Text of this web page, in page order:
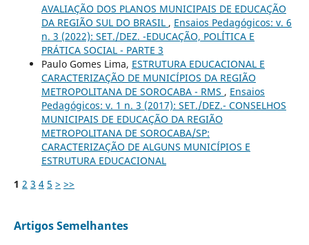
AVALIAÇÃO DOS PLANOS MUNICIPAIS DE EDUCAÇÃO
DA REGIÃO SUL DO BRASIL , Ensaios Pedagógicos: v. 6
n. 3 (2022): SET./DEZ. -EDUCAÇÃO, POLÍTICA E
PRÁTICA SOCIAL - PARTE 3
Paulo Gomes Lima, ESTRUTURA EDUCACIONAL E
CARACTERIZAÇÃO DE MUNICÍPIOS DA REGIÃO
METROPOLITANA DE SOROCABA - RMS , Ensaios
Pedagógicos: v. 1 n. 3 (2017): SET./DEZ.- CONSELHOS
MUNICIPAIS DE EDUCAÇÃO DA REGIÃO
METROPOLITANA DE SOROCABA/SP:
CARACTERIZAÇÃO DE ALGUNS MUNICÍPIOS E
ESTRUTURA EDUCACIONAL
1 2 3 4 5 > >>
Artigos Semelhantes